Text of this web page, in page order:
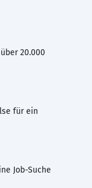
20.000
für ein
Job-Suche